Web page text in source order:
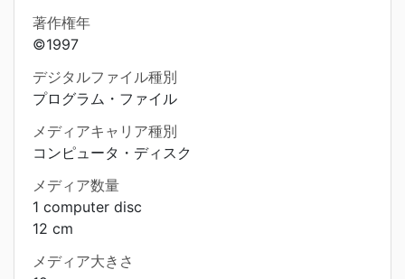
著作権年
©1997
デジタルファイル種別
プログラム・ファイル
メディアキャリア種別
コンピュータ・ディスク
メディア数量
1 computer disc
12 cm
メディア大きさ